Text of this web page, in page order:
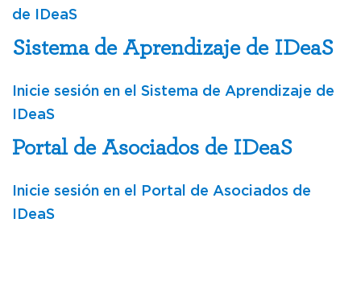
de IDeaS
Sistema de Aprendizaje de IDeaS
Inicie sesión en el Sistema de Aprendizaje de
IDeaS
Portal de Asociados de IDeaS
Inicie sesión en el Portal de Asociados de
IDeaS